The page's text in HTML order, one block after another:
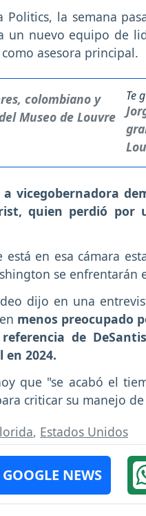
Politics, la semana
un nuevo equipo de
asesora principal.
Te
vicegobernadora
quien perdió
en esa cámara
se enfrentarán
dijo en una
menos preocupado
de
2024.
que "se acabó el
criticar su manejo
, Estados Unidos
NEWS